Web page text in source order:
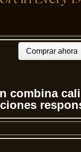
Comprar ahora
combina